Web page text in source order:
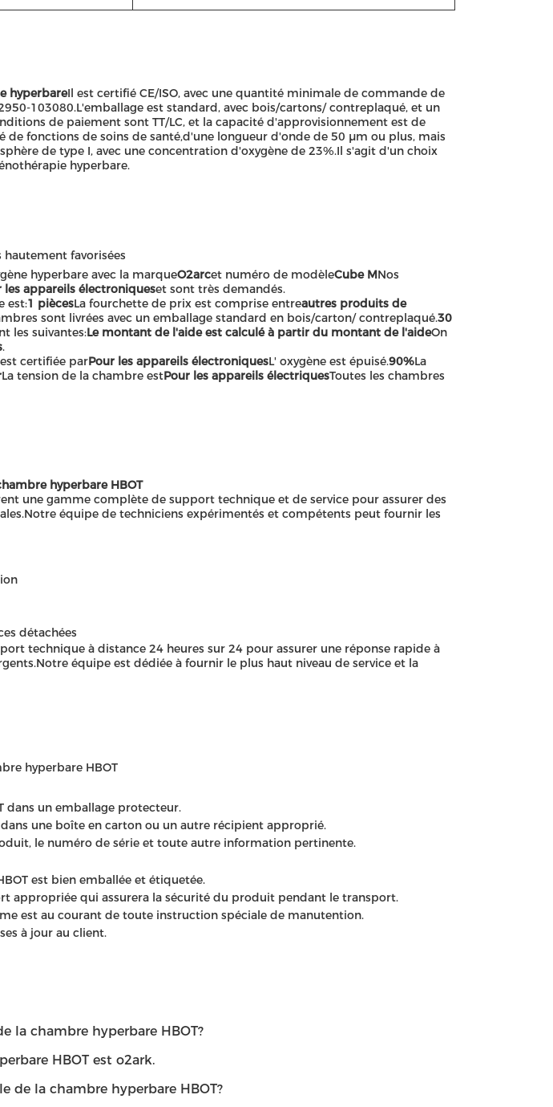
hyperbareIl est certifié CE/ISO, avec une quantité minimale de commande de
103080.L'emballage est standard, avec bois/cartons/ contreplaqué, et un
de paiement sont TT/LC, et la capacité d'approvisionnement est de
de fonctions de soins de santé,d'une longueur d'onde de 50 μm ou plus, mais
de type I, avec une concentration d'oxygène de 23%.Il s'agit d'un choix
hyperbare.
favorisées
hyperbare avec la marqueO2arcet numéro de modèleCube MNos
les appareils électroniqueset sont très demandés.
est:1 piècesLa fourchette de prix est comprise entreautres produits de
sont livrées avec un emballage standard en bois/carton/ contreplaqué.30
les suivantes:Le montant de l'aide est calculé à partir du montant de l'aideOn
.
certifiée parPour les appareils électroniquesL' oxygène est épuisé.90%La
La tension de la chambre estPour les appareils électriquesToutes les chambres
hyperbare HBOT
une gamme complète de support technique et de service pour assurer des
équipe de techniciens expérimentés et compétents peut fournir les
détachées
technique à distance 24 heures sur 24 pour assurer une réponse rapide à
équipe est dédiée à fournir le plus haut niveau de service et la
hyperbare HBOT
dans un emballage protecteur.
une boîte en carton ou un autre récipient approprié.
le numéro de série et toute autre information pertinente.
est bien emballée et étiquetée.
appropriée qui assurera la sécurité du produit pendant le transport.
est au courant de toute instruction spéciale de manutention.
à jour au client.
la chambre hyperbare HBOT?
HBOT est o2ark.
de la chambre hyperbare HBOT?